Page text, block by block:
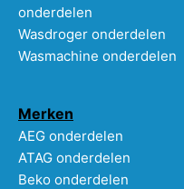
onderdelen
Wasdroger onderdelen
Wasmachine onderdelen
Merken
AEG onderdelen
ATAG onderdelen
Beko onderdelen